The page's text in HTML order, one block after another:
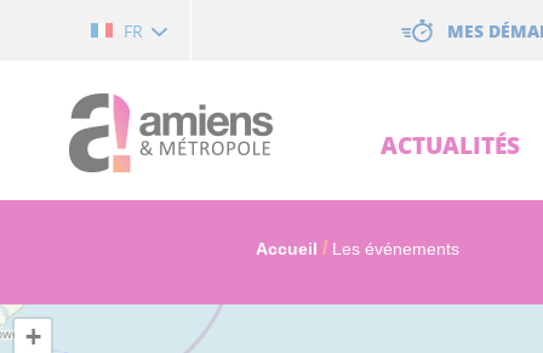
FR MES
ACTUALITÉS
Accueil Les événements
+